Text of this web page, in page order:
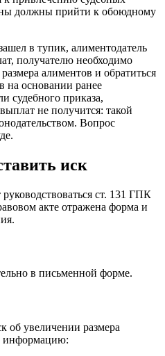
должны прийти к обоюдному
в тупик, алиментодатель
получателю необходимо
алиментов и обратиться
на основании ранее
судебного приказа,
не получится: такой
Вопрос
иск
ст. 131 ГПК
акте отражена форма и
в письменной форме.
об увеличении размера
информацию: